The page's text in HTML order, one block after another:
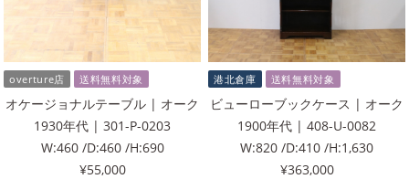
overture店 送料無料対象
オケージョナルテーブル | オーク
1930年代 | 301-P-0203
W:460 /D:460 /H:690
¥55,000
港北倉庫 送料無料対象
ビューローブックケース | オーク
1900年代 | 408-U-0082
W:820 /D:410 /H:1,630
¥363,000